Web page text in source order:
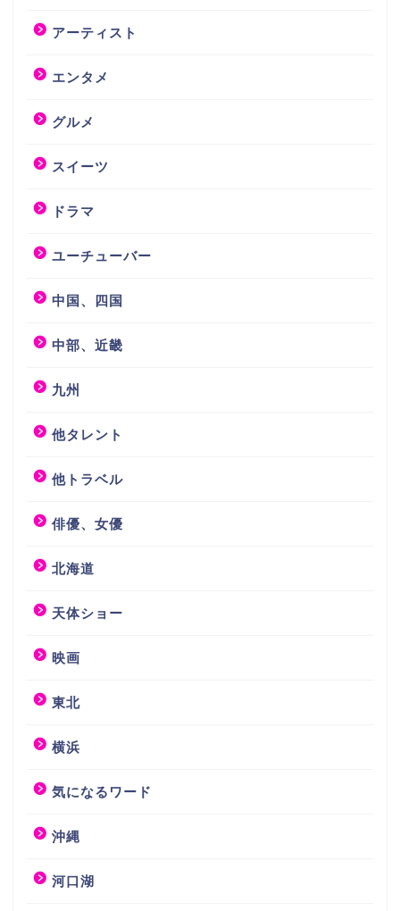
アーティスト
エンタメ
グルメ
スイーツ
ドラマ
ユーチューバー
中国、四国
中部、近畿
九州
他タレント
他トラベル
俳優、女優
北海道
天体ショー
映画
東北
横浜
気になるワード
沖縄
河口湖